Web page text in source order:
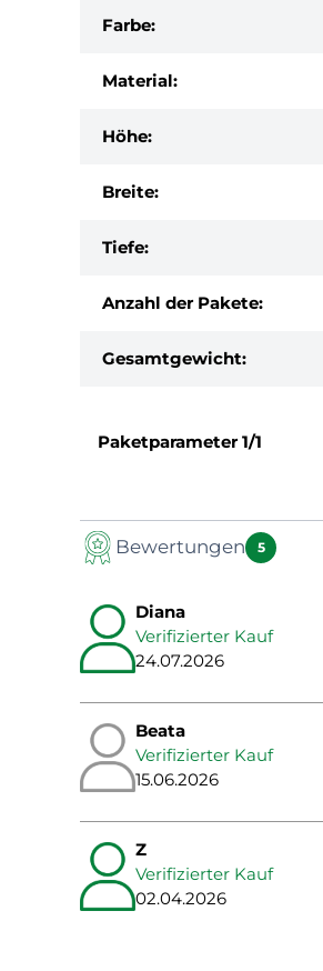
Farbe:
Material:
Höhe:
Breite:
Tiefe:
Anzahl der Pakete:
Gesamtgewicht:
Paketparameter1/1
Bewertungen 5
Diana
Verifizierter Kauf
24.07.2026
Beata
Verifizierter Kauf
15.06.2026
Z
Verifizierter Kauf
02.04.2026